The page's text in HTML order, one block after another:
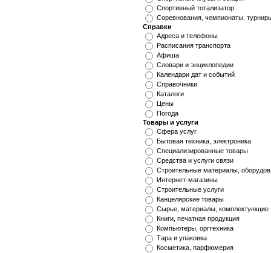
Спортивный тотализатор
Соревнования, чемпионаты,
Справки
Адреса и телефоны
Расписания транспорта
Афиша
Словари и энциклопедии
Календари дат и событий
Справочники
Каталоги
Цены
Погода
Товары и услуги
Cфера услуг
Бытовая техника, электроника
Специализированные товары
Средства и услуги связи
Строительные материалы,
Интернет-магазины
Строительные услуги
Канцелярские товары
Сырье, материалы, комплектующие
Книги, печатная продукция
Компьютеры, оргтехника
Тара и упаковка
Косметика, парфюмерия